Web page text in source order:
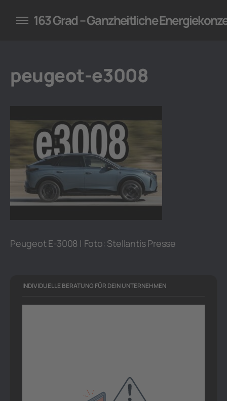
für Unternehmen
163 Grad – Ganzheitliche
peugeot-e3008
Peugeot E-3008 | Foto: Stellantis Presse
INDIVIDUELLE BERATUNG FÜR DEIN UNTERNEHMEN